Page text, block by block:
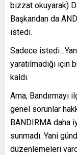
bizzat okuyarak)
Başkandan da
istedi.
Sadece
yaratılmadığı için
kaldı.
Ama, Bandırmayı
genel sorunlar
BANDIRMA daha
sunmadı. Yani
düzenlemeleri